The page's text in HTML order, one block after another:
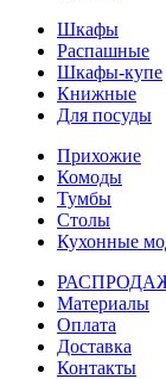
Шкафы
Распашные
Шкафы-купе
Книжные
Для посуды
Прихожие
Комоды
Тумбы
Столы
Кухонные
Материалы
Оплата
Доставка
Контакты